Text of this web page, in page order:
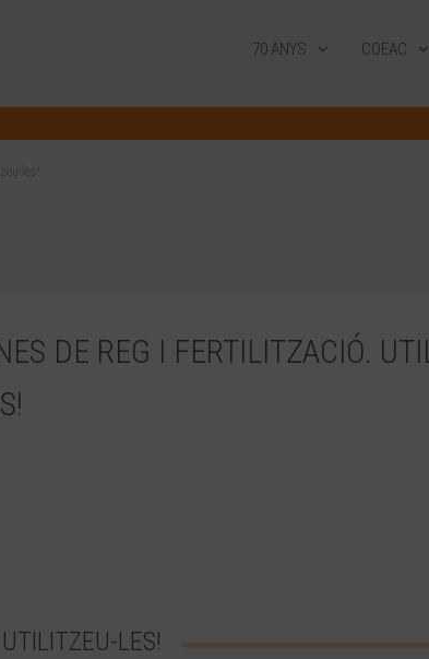
70 ANYS COEAC
DE REG I FERTILITZACIÓ.
LES!